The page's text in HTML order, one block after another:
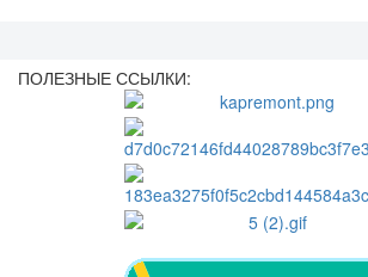
ПОЛЕЗНЫЕ ССЫЛКИ: